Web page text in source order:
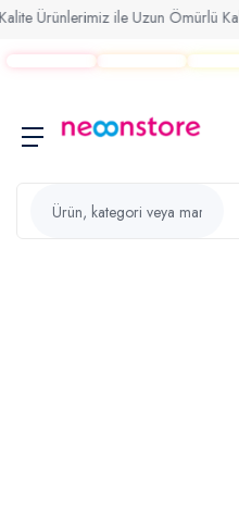
Ürünlerimiz ile Uzun Ömürlü Kalite